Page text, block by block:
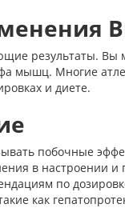
результаты. Вы
мышц. Многие
и диете.
побочные
в настроении
по
как